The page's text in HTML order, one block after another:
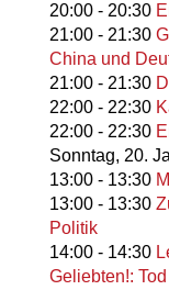
20:00- 20:30
21:00- 21:30
China und
21:00- 21:30
22:00- 22:30
22:00- 22:30
Sonntag, 20.
13:00- 13:30
13:00- 13:30
Politik
14:00- 14:30
Geliebten!: